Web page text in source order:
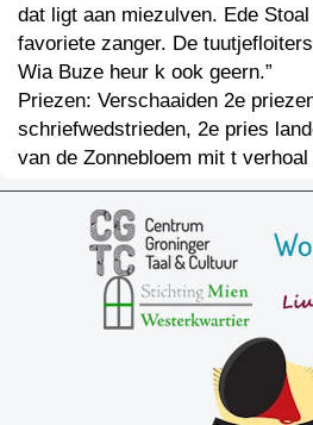
dat ligt aan miezulven. Ede
favoriete zanger. De
Wia Buze heur k ook geern.”
Priezen: Verschaaiden 2e
schriefwedstrieden, 2e pries
van de Zonnebloem mit t verhoal